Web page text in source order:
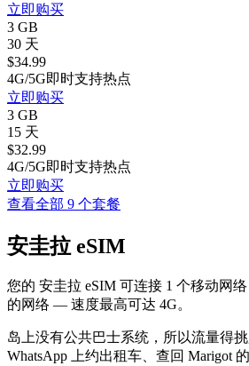
立即购买
3 GB
30 天
$34.99
4G/5G即时支持热点
立即购买
3 GB
15 天
$32.99
4G/5G即时支持热点
立即购买
查看全部 9 个套餐
安圭拉 eSIM
您的 安圭拉 eSIM 可连接 1 个移动网
的网络 — 速度最高可达 4G。
岛上没有公共巴士系统，所以流量得
WhatsApp 上约出租车、查回 Marigot